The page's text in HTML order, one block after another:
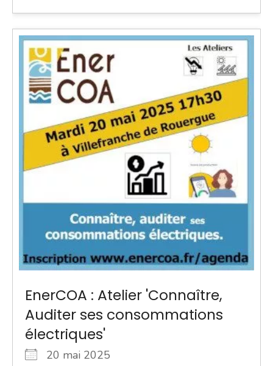
EnerCOA : Atelier 'Connaître,
Auditer ses consommations
électriques'
20 mai 2025